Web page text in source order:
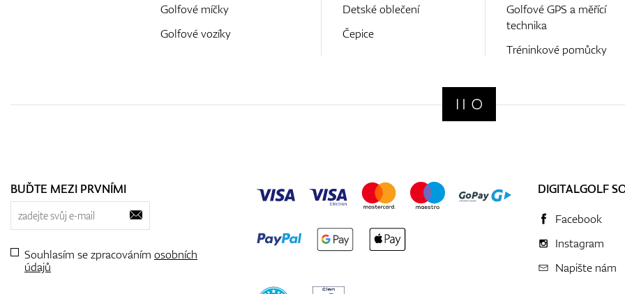
Golfové míčky
Golfové vozíky
Detské oblečení
Čepice
Golfové GPS a měřící
technika
Tréninkové pomůcky
BUĎTE MEZI PRVNÍMI
Souhlasím se zpracováním osobních
údajů
DIGITALGOLF
Facebook
Instagram
Napište nám